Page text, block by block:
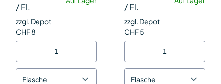
/Fl.
zzgl. Depot
CHF 8
Flasche
/Fl.
zzgl. Depot
CHF 5
Flasche